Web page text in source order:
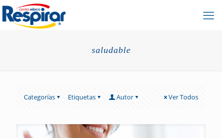
saludable
Categorías Etiquetas Autor Ver Todos